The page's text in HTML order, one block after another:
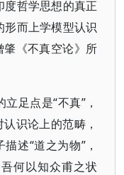
哲学思想的真正
而上学模型认识
肇《不真空论》所
足点是“不真”，
识论上的范畴，
述“道之为物”，
何以知众甫之状